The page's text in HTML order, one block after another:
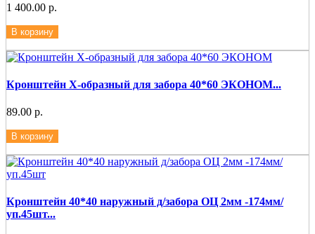
1 400.00 р.
В корзину
Кронштейн Х-образный для забора 40*60 ЭКОНОМ...
89.00 р.
В корзину
Кронштейн 40*40 наружный д/забора ОЦ 2мм -174мм/
уп.45шт...